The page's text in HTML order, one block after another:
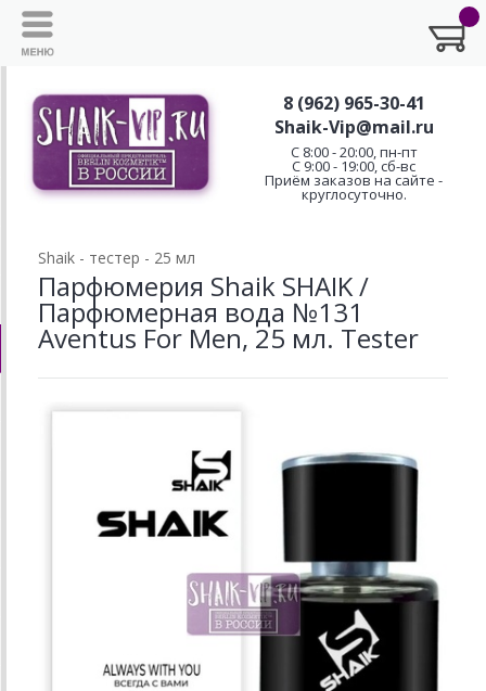
8 (962) 965-30-41
Shaik-Vip@mail.ru
C 8:00 - 20:00, пн-пт
С 9:00 - 19:00, сб-вс
Приём заказов на сайте -
круглосуточно.
Shaik - тестер - 25 мл
Парфюмерия Shaik SHAIK /
Парфюмерная вода №131
Aventus For Men, 25 мл. Tester